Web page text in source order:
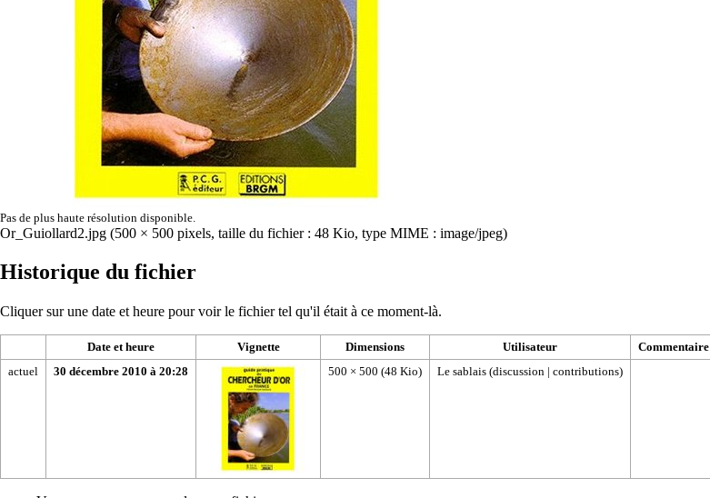
Pas de plus haute résolution disponible.
Or_Guiollard2.jpg (500 × 500 pixels, taille du fichier : 48 Kio, type MIME : image/jpeg)
Historique du fichier
Cliquer sur une date et heure pour voir le fichier tel qu'il était à ce moment-là.
Date et heure Vignette Dimensions Utilisateur
Commentaire
actuel
30 décembre 2010 à 20:28 500 × 500 (48 Kio) Le sablais (discussion | contributions)